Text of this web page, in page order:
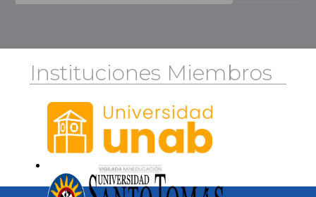
Instituciones Miembros